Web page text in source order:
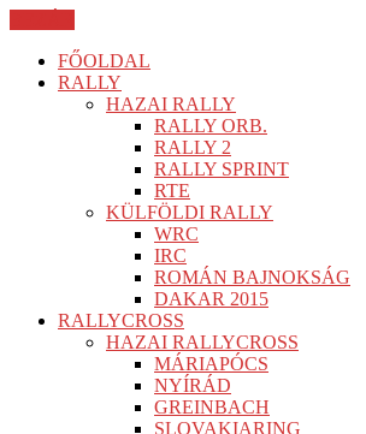
FŐOLDAL
RALLY
HAZAI RALLY
RALLY ORB.
RALLY 2
RALLY SPRINT
RTE
KÜLFÖLDI RALLY
WRC
IRC
ROMÁN BAJNOKSÁG
DAKAR 2015
RALLYCROSS
HAZAI RALLYCROSS
MÁRIAPÓCS
NYÍRÁD
GREINBACH
SLOVAKIARING